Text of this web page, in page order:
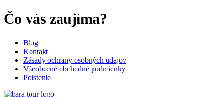
Čo vás zaujíma?
Blog
Kontakt
Zásady ochrany osobných údajov
Všeobecné obchodné podmienky
Poistenie